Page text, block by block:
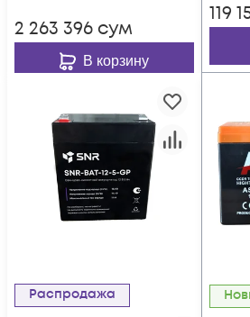
2 263 396 сум
В корзину
119
Распродажа